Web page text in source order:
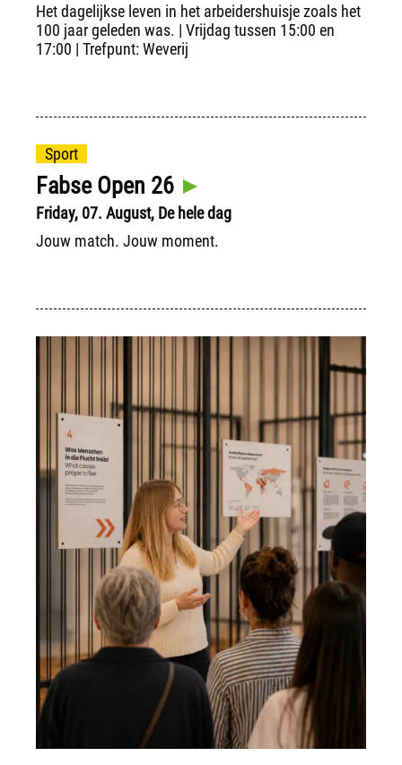
Het dagelijkse leven in het arbeidershuisje zoals het
100 jaar geleden was. | Vrijdag tussen 15:00 en
17:00 | Trefpunt: Weverij
Sport
Fabse Open 26
Friday, 07. August, De hele dag
Jouw match. Jouw moment.